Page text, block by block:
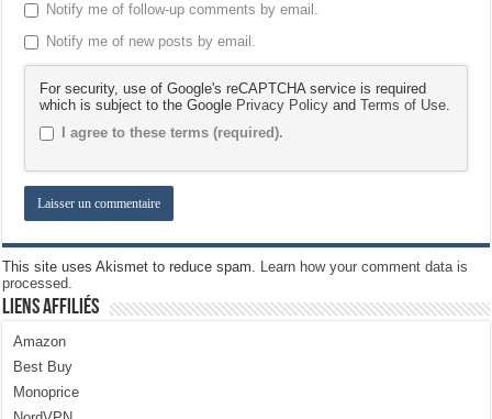
Notify me of follow-up comments by email.
Notify me of new posts by email.
For security, use of Google's reCAPTCHA service is required
which is subject to the Google Privacy Policy andTerms of Use.
I agree to these terms (required).
This site uses Akismet to reduce spam. Learn how your comment data is
processed.
Liens Affiliés
Amazon
Best Buy
Monoprice